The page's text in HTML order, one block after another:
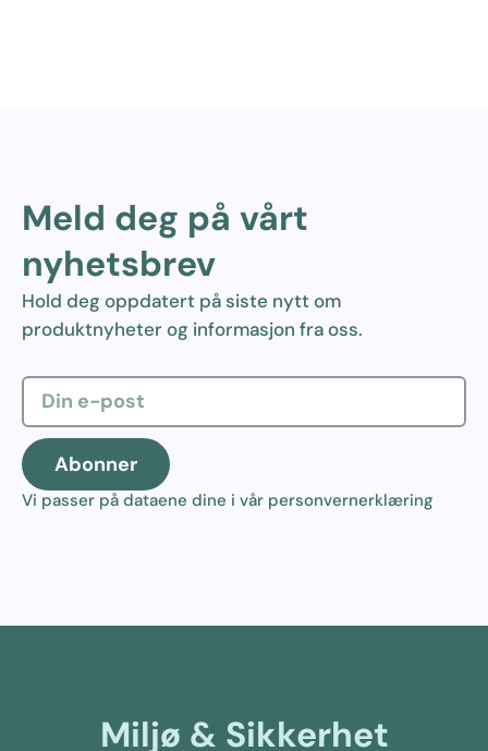
Meld deg på vårt
nyhetsbrev
Hold deg oppdatert på siste nytt om
produktnyheter og informasjon fra oss.
Abonner
Vi passer på dataene dine i vår personvernerklæring
Miljø & Sikkerhet